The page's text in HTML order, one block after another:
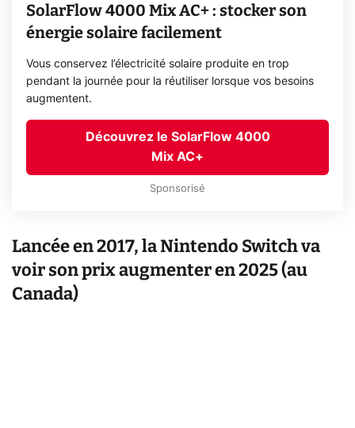
SolarFlow 4000 Mix AC+ : stocker son
énergie solaire facilement
Vous conservez l’électricité solaire produite en trop
pendant la journée pour la réutiliser lorsque vos besoins
augmentent.
Découvrez le SolarFlow 4000
Mix AC+
Sponsorisé
Lancée en 2017, la Nintendo Switch va
voir son prix augmenter en 2025 (au
Canada)